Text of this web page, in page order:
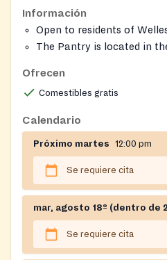
Información
Open to residents of
The Pantry is located in
Ofrecen
Comestibles gratis
Calendario
Próximo martes 12:00 pm
Se requiere cita
mar, agosto 18º (dentro de
Se requiere cita